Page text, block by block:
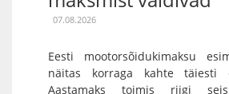
07.08.2026
Eesti mootorsõidukimaksu
näitas korraga kahte täiesti
Aastamaks toimis riigi